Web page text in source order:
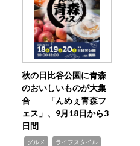
秋の日比谷公園に青森
のおいしいものが大集
合 「んめぇ青森フ
ェス」、9月18日から3
日間
グルメ ライフスタイル